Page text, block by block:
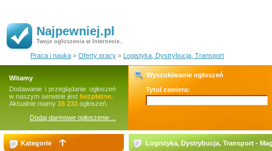
Najpewniej.pl
Twoje ogłoszenia w Internecie..
Praca i nauka » Oferty pracy » Logistyka, Dystrybucja, Transport
Witamy
Dodawanie i przeglądanie ogłoszeń
w naszym serwisie jest bezpłatne.
Aktualnie mamy 16 233 ogłoszeń.
Dodaj darmowe ogłoszenie…
Wyszukiwanie ogłoszeń
Tytuł zawiera:
Kategorie Logistyka, Dystrybucja, Transport -